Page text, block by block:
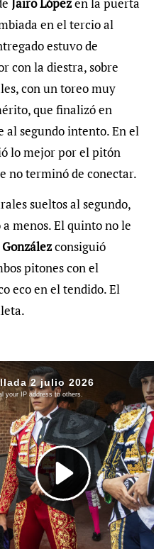
Jairo Lópezen la puerta
en el tercio al
estuvo de
con la diestra, sobre
con un toreo muy
que finalizó en
al segundo intento. En el
lo mejor por el pitón
no terminó de conectar.
sueltos al segundo,
menos. El quinto no le
consiguió
pitones con el
eco en el tendido. El